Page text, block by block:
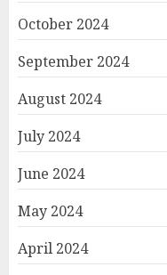
October 2024
September 2024
August 2024
July 2024
June 2024
May 2024
April 2024